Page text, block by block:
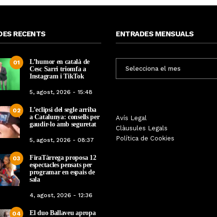
RECENTS
01
L’humor en català de
Cesc Sarri triomfa a
Instagram i TikTok
5, agost, 2026 - 15:48
02
L’eclipsi del segle arriba
a Catalunya: consells per
gaudir-lo amb seguretat
5, agost, 2026 - 08:37
03
FiraTàrrega proposa 12
espectacles pensats per
programar en espais de
sala
4, agost, 2026 - 12:36
04
El duo Ballaveu apropa
ENTRADES MENSUALS
MENSUALS
Avís Legal
Clàusules Legals
Política de Cookies
Les Gastrosàvies protagonitzen
una gran trobada al Món Sant
Benet que referma el valor de la
cuina tradicional
Per Tàrrega Televisió
27, novembre, 2025 - 08:28
protagonista de la
Cinema Espiritual de